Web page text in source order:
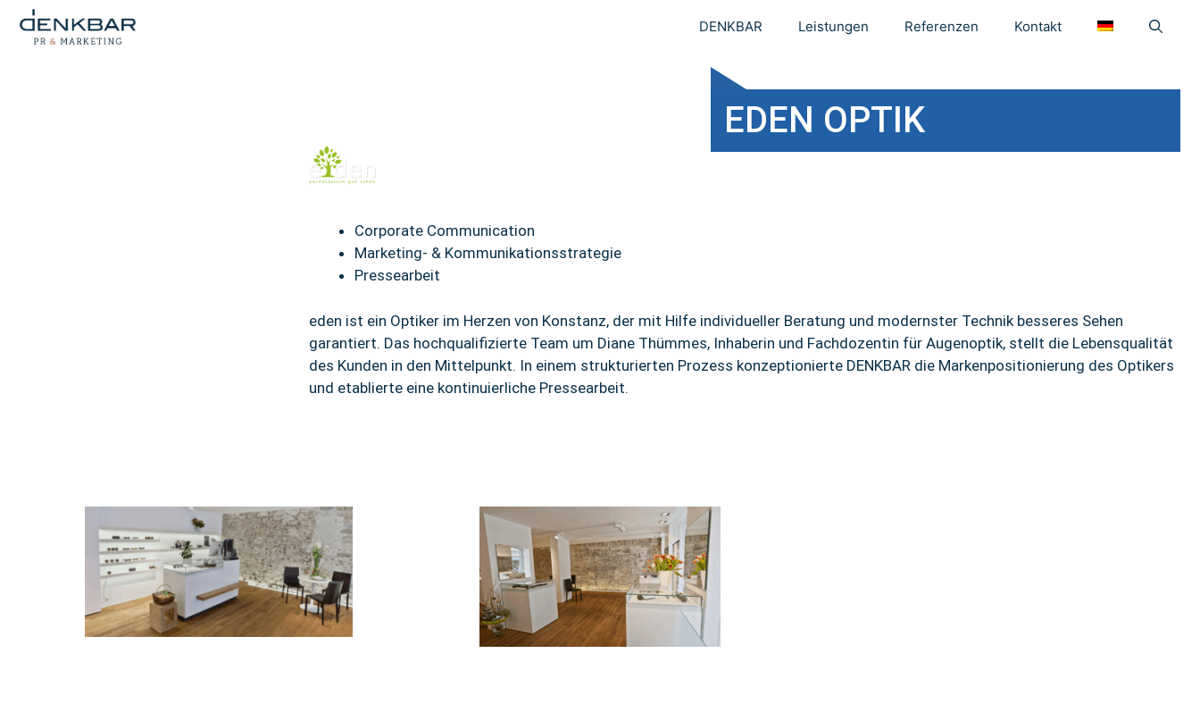
DENKBAR Leistungen Referenzen Kontakt
EDEN OPTIK
Corporate Communication
Marketing- & Kommunikationsstrategie
Pressearbeit
eden ist ein Optiker im Herzen von Konstanz, der mit Hilfe individueller Beratung und modernster Technik besseres Sehen
garantiert. Das hochqualifizierte Team um Diane Thümmes, Inhaberin und Fachdozentin für Augenoptik, stellt die Lebensqualität
des Kunden in den Mittelpunkt. In einem strukturierten Prozess konzeptionierte DENKBAR die Markenpositionierung des Optikers
und etablierte eine kontinuierliche Pressearbeit.